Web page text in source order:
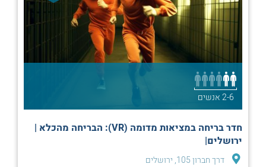
2-6 אנשים
חדר בריחה במציאות מדומה (VR): הבריחה מהכלא |
ירושלים|
דרך חברון 105, ירושלים